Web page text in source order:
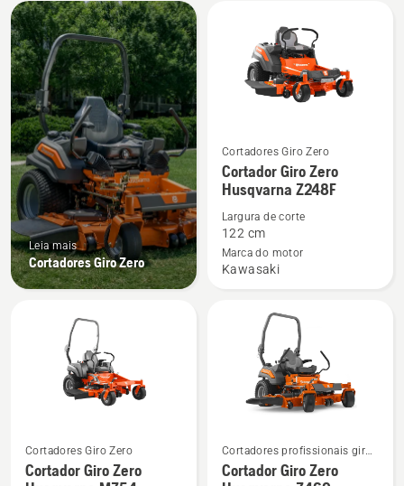
Todos
os
produtos
Leia mais
Cortadores Giro Zero
See
more
details
about
Cortador
Giro
Cortadores Giro Zero
Cortador Giro Zero
Husqvarna Z248F
Largura de corte
122 cm
Marca do motor
Kawasaki
See
more
Cortadores Giro Zero
Cortador Giro Zero
See
more
Cortadores profissionais giro
zero
Cortador Giro Zero